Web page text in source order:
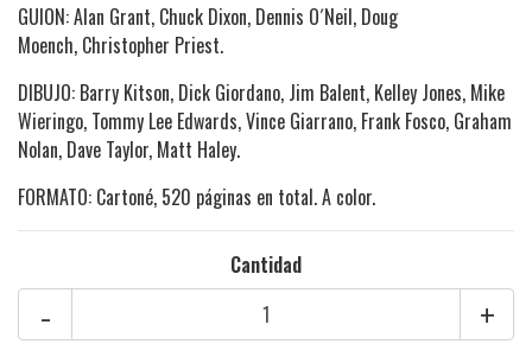
GUION: Alan Grant, Chuck Dixon, Dennis O´Neil, Doug
Moench, Christopher Priest.
DIBUJO: Barry Kitson, Dick Giordano, Jim Balent, Kelley Jones, Mike
Wieringo, Tommy Lee Edwards, Vince Giarrano, Frank Fosco, Graham
Nolan, Dave Taylor, Matt Haley.
FORMATO: Cartoné, 520 páginas en total. A color.
Cantidad
+
-